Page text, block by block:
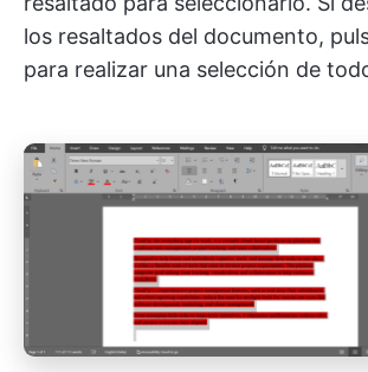
los resaltados del documento,
para realizar una selección de